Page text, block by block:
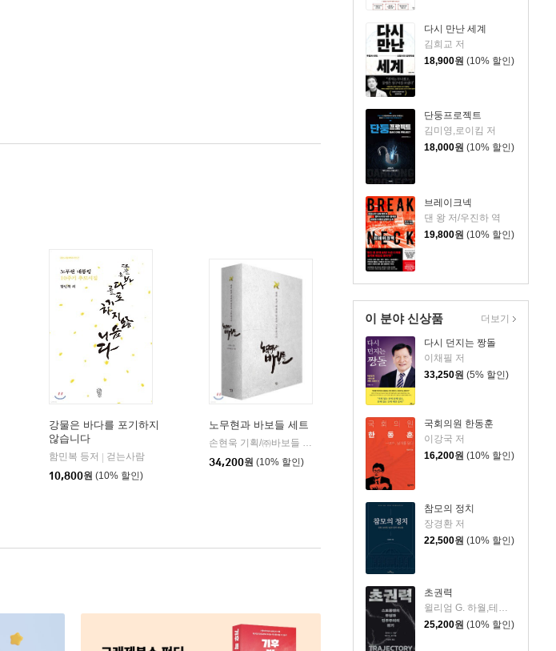
다시 만난 세계
김희교 저
18,900원 (10% 할인)
단둥프로젝트
김미영,로이킴 저
18,000원 (10% 할인)
브레이크넥
댄 왕 저/우진하 역
19,800원 (10% 할인)
이 분야 신상품
다시 던지는 짱돌
이채필 저
33,250원 (5% 할인)
국회의원 한동훈
이강국 저
16,200원 (10% 할인)
참모의 정치
장경환 저
22,500원 (10% 할인)
초권력
윌리엄 G. 하월,테리 M. 모 저/이철희 역
25,200원 (10% 할인)
더보기
강물은 바다를 포기하지
않습니다
함민복 등저
걷는사람
10,800원 (10% 할인)
노무현과 바보들 세트
손현욱 기획/㈜바보들 편
34,200원 (10% 할인)